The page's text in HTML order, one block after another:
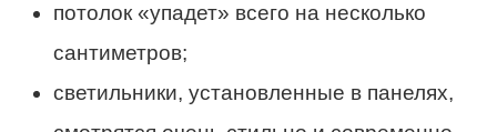
потолок «упадет» всего на несколько
сантиметров;
светильники, установленные в панелях,